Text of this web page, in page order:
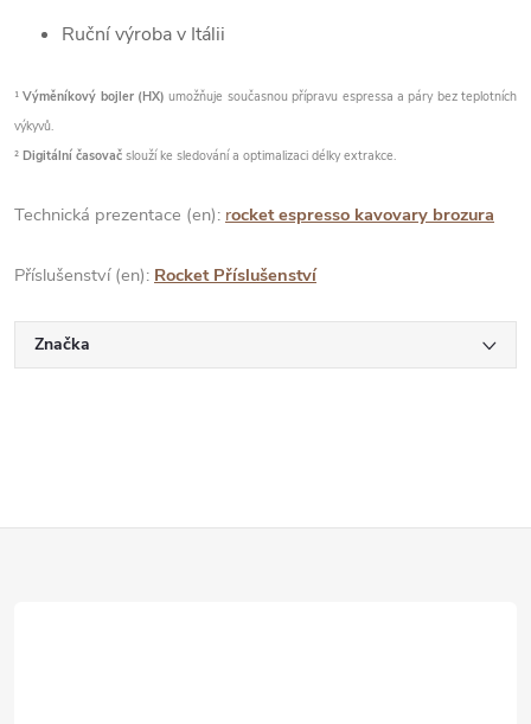
Ruční výroba v Itálii
¹Výměníkový bojler (HX) umožňuje současnou přípravu espressa a páry bez teplotních
výkyvů.
² Digitální časovač slouží ke sledování a optimalizaci délky extrakce.
Technická prezentace (en): rocket espresso kavovary brozura
Příslušenství (en): Rocket Příslušenství
Značka